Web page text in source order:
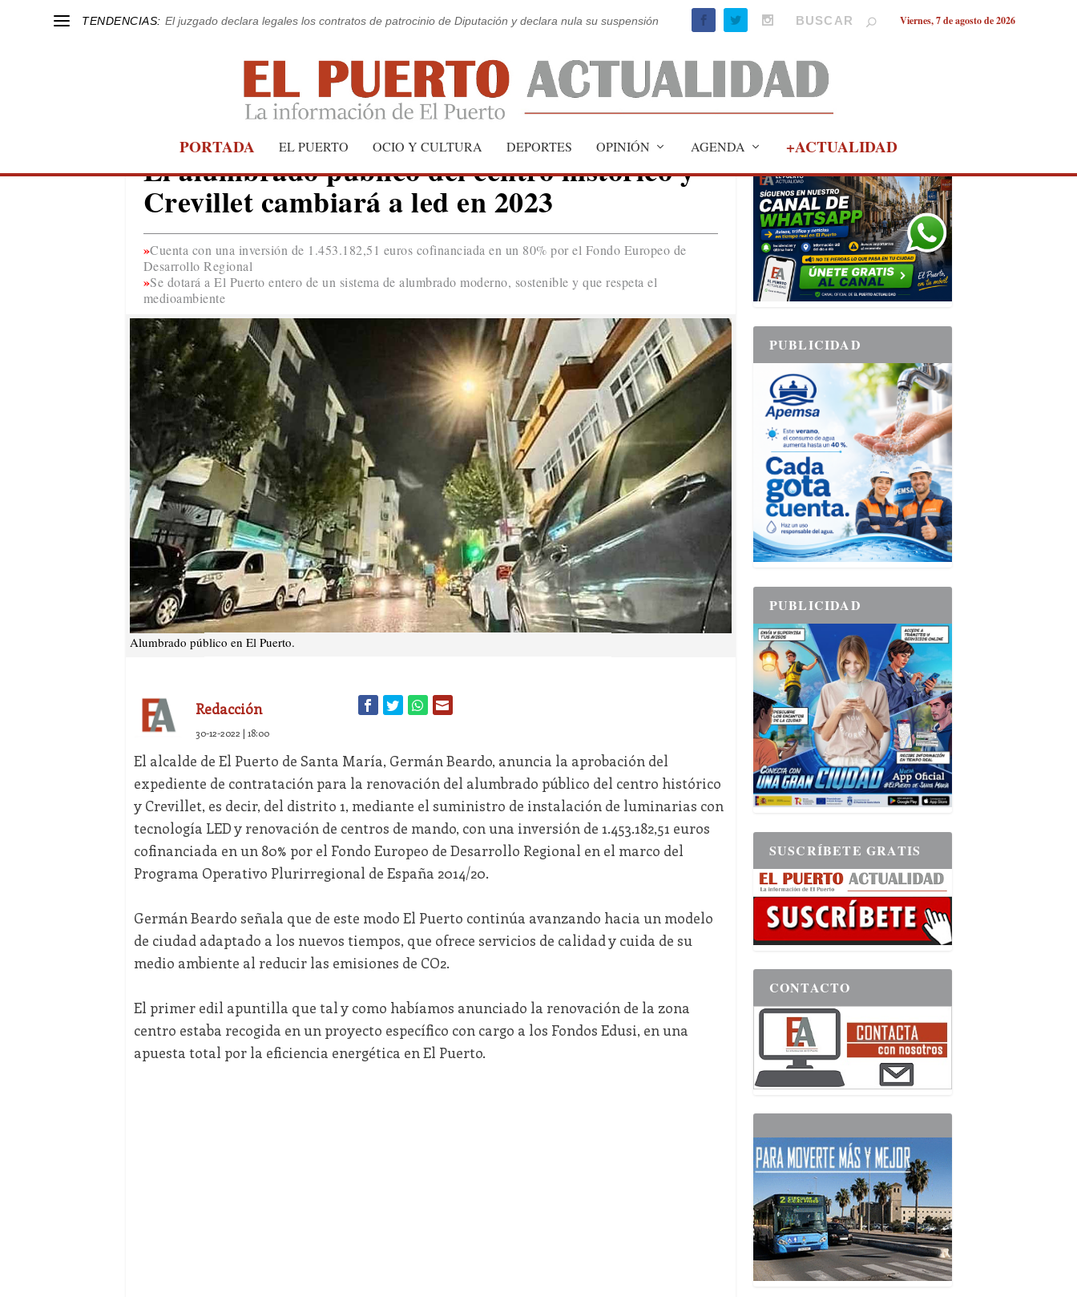
TENDENCIAS: El juzgado declara legales los contratos de patrocinio de Diputación y declara nula su suspensión Viernes, 7 de agosto de 2026
PORTADA EL PUERTO OCIO Y CULTURA DEPORTES OPINIÓN AGENDA +ACTUALIDAD
EL PUERTO
El alumbrado público del centro histórico y
Crevillet cambiará a led en 2023
Cuenta con una inversión de 1.453.182,51 euros cofinanciada en un 80% por el Fondo Europeo de
Desarrollo Regional
Se dotará a El Puerto entero de un sistema de alumbrado moderno, sostenible y que respeta el
medioambiente
Alumbrado público en El Puerto.
Redacción
30-12-2022 | 18:00
El alcalde de El Puerto de Santa María, Germán Beardo, anuncia la aprobación del
expediente de contratación para la renovación del alumbrado público del centro histórico
y Crevillet, es decir, del distrito 1, mediante el suministro de instalación de luminarias con
tecnología LED y renovación de centros de mando, con una inversión de 1.453.182,51 euros
cofinanciada en un 80% por el Fondo Europeo de Desarrollo Regional en el marco del
Programa Operativo Plurirregional de España 2014/20.
Germán Beardo señala que de este modo El Puerto continúa avanzando hacia un modelo
de ciudad adaptado a los nuevos tiempos, que ofrece servicios de calidad y cuida de su
medio ambiente al reducir las emisiones de CO2.
El primer edil apuntilla que tal y como habíamos anunciado la renovación de la zona
centro estaba recogida en un proyecto específico con cargo a los Fondos Edusi, en una
apuesta total por la eficiencia energética en El Puerto.
PUBLICIDAD
PUBLICIDAD
PUBLICIDAD
SUSCRÍBETE GRATIS
CONTACTO